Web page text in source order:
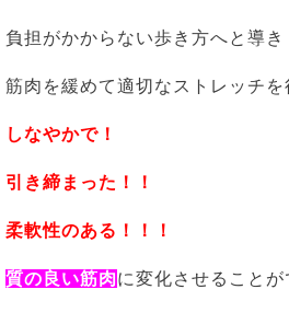
負担がかからない歩き方へと導き
筋肉を緩めて適切なストレッチを
しなやかで！
引き締まった！！
柔軟性のある！！！
質の良い筋肉に変化させることが